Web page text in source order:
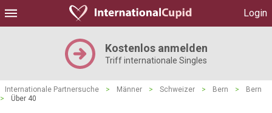
Login
Kostenlos anmelden
Triff internationale Singles
Internationale Partnersuche > Männer > Schweizer > Bern >
Bern
>
Über 40